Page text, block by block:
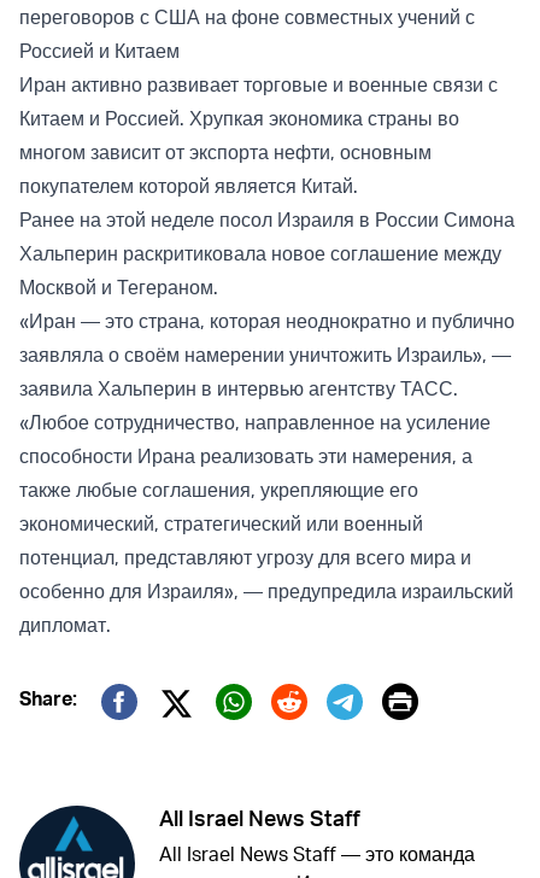
переговоров с США на фоне совместных учений с
Россией и Китаем
Иран активно развивает торговые и военные связи с
Китаем и Россией. Хрупкая экономика страны во
многом зависит от экспорта нефти, основным
покупателем которой является Китай.
Ранее на этой неделе посол Израиля в России Симона
Хальперин раскритиковала новое соглашение между
Москвой и Тегераном.
«Иран — это страна, которая неоднократно и публично
заявляла о своём намерении уничтожить Израиль», —
заявила Хальперин в интервью агентству ТАСС.
«Любое сотрудничество, направленное на усиление
способности Ирана реализовать эти намерения, а
также любые соглашения, укрепляющие его
экономический, стратегический или военный
потенциал, представляют угрозу для всего мира и
особенно для Израиля», — предупредила израильский
дипломат.
Share:
Twitter (X)
Print
All Israel News Staff
All Israel News Staff — это команда